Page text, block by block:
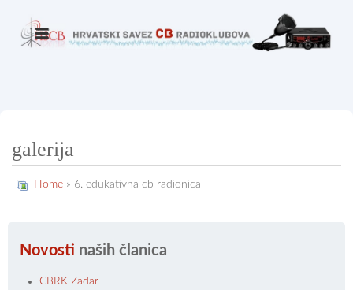
galerija
Home » 6. edukativna cb radionica
Novosti naših članica
CBRK Zadar